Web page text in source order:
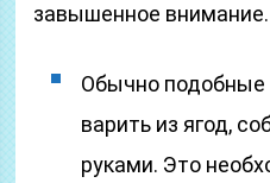
завышенное внимание.
Обычно подобные
варить из ягод,
руками. Это